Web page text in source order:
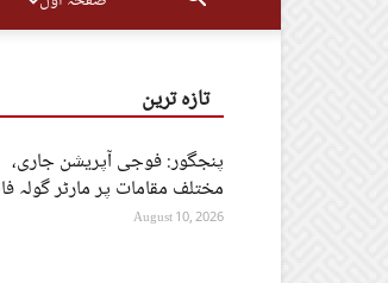
تازہ ترین
پنجگور: فوجی آپریشن جاری،
مختلف مقامات پر مارٹر گولہ
August 10, 2026